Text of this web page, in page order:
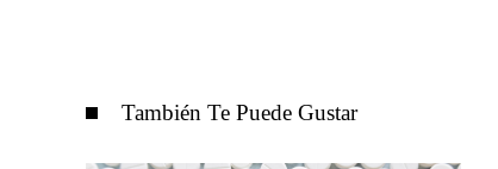
También Te Puede Gustar